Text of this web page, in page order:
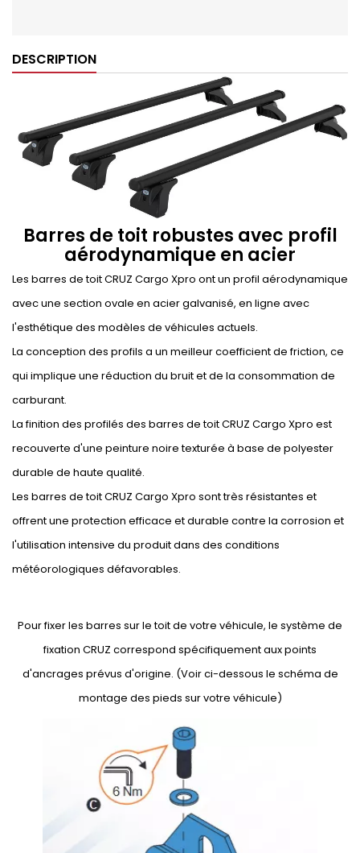
DESCRIPTION
Barres de toit robustes avec profil
aérodynamique en acier
Les barres de toit CRUZ Cargo Xpro ont un profil aérodynamique
avec une section ovale en acier galvanisé, en ligne avec
l'esthétique des modèles de véhicules actuels.
La conception des profils a un meilleur coefficient de friction, ce
qui implique une réduction du bruit et de la consommation de
carburant.
La finition des profilés des barres de toit CRUZ Cargo Xpro est
recouverte d'une peinture noire texturée à base de polyester
durable de haute qualité.
Les barres de toit CRUZ Cargo Xpro sont très résistantes et
offrent une protection efficace et durable contre la corrosion et
l'utilisation intensive du produit dans des conditions
météorologiques défavorables.
Pour fixer les barres sur le toit de votre véhicule, le système de
fixation CRUZ correspond spécifiquement aux points
d'ancrages prévus d'origine. (Voir ci-dessous le schéma de
montage des pieds sur votre véhicule)